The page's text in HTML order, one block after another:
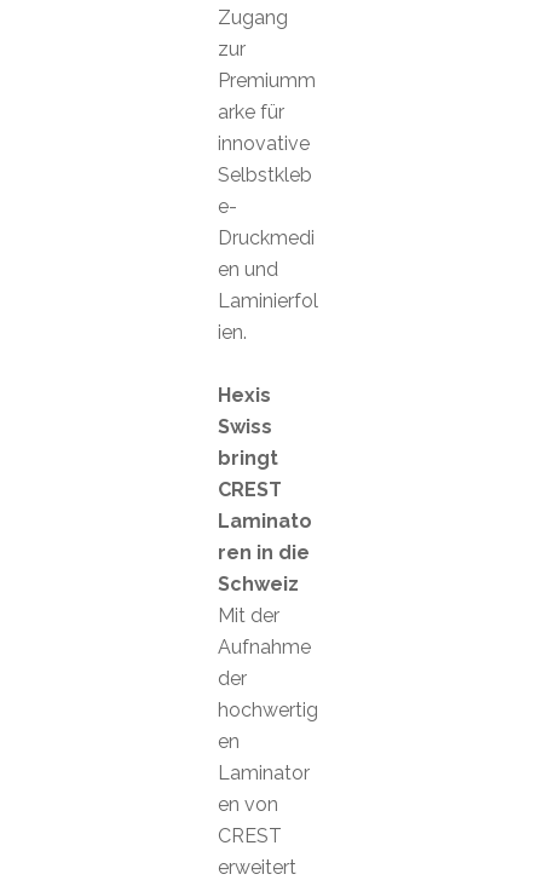
Zugang
zur
Premiumm
arke für
innovative
Selbstkleb
e-
Druckmedi
en und
Laminierfol
ien.
Hexis
Swiss
bringt
CREST
Laminato
ren in die
Schweiz
Mit der
Aufnahme
der
hochwertig
en
Laminator
en von
CREST
erweitert